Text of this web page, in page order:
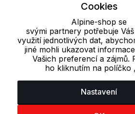
Offline
+420 530 334 493
Cookie - podrobné nastavení|Další
Cookies
Alpine-shop se
svými partnery potřebuje
využití jednotlivých dat,
jiné mohli ukazovat
Vašich preferencí a zájmů.
ho kliknutím na políčko
Nastavení